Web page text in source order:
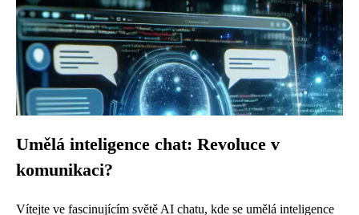
Umělá inteligence chat: Revoluce v
komunikaci?
Vítejte ve fascinujícím světě AI chatu, kde se umělá inteligence